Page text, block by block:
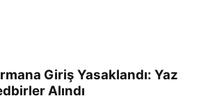
Giriş Yasaklandı: Yaz
Alındı